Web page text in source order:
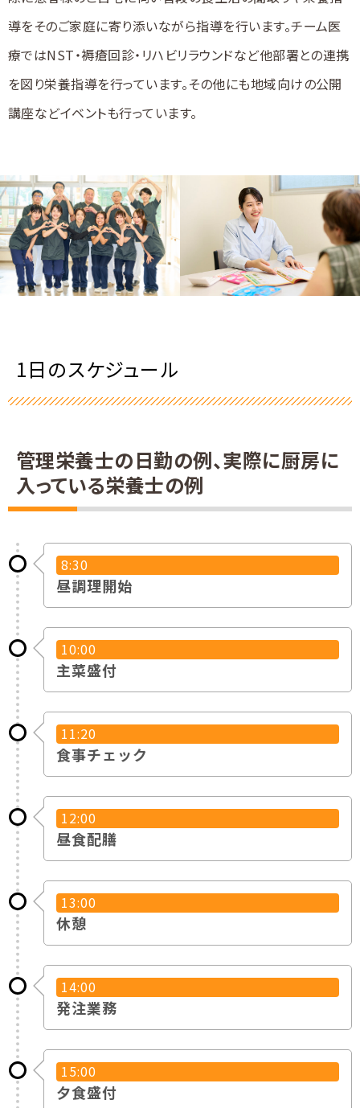
導をそのご家庭に寄り添いながら指導を行います。チーム医
療ではNST・褥瘡回診・リハビリラウンドなど他部署との連携
を図り栄養指導を行っています。その他にも地域向けの公開
講座などイベントも行っています。
1日のスケジュール
管理栄養士の日勤の例、実際に厨房に
入っている栄養士の例
8:30
昼調理開始
10:00
主菜盛付
11:20
食事チェック
12:00
昼食配膳
13:00
休憩
14:00
発注業務
15:00
夕食盛付